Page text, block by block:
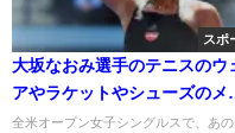
スポ
大坂なおみ選手のテニスのウ
アやラケットやシューズのメー
カーはどこ？
全米オープン女子シングルスで、あの